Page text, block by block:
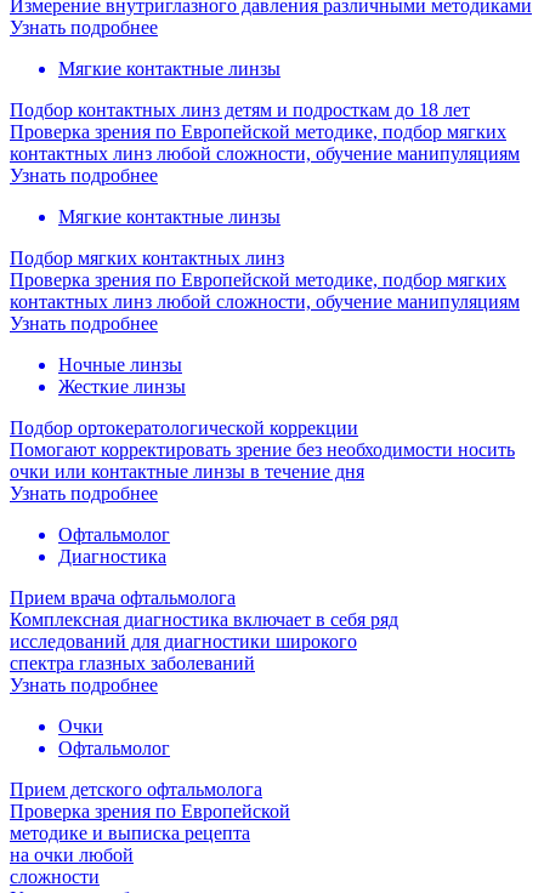
Измерение внутриглазного давления различными методиками
Узнать подробнее
Мягкие контактные линзы
Подбор контактных линз детям и подросткам до 18 лет
Проверка зрения по Европейской методике, подбор мягких
контактных линз любой сложности, обучение манипуляциям
Узнать подробнее
Мягкие контактные линзы
Подбор мягких контактных линз
Проверка зрения по Европейской методике, подбор мягких
контактных линз любой сложности, обучение манипуляциям
Узнать подробнее
Ночные линзы
Жесткие линзы
Подбор ортокератологической коррекции
Помогают корректировать зрение без необходимости носить
очки или контактные линзы в течение дня
Узнать подробнее
Офтальмолог
Диагностика
Прием врача офтальмолога
Комплексная диагностика включает в себя ряд
исследований для диагностики широкого
спектра глазных заболеваний
Узнать подробнее
Очки
Офтальмолог
Прием детского офтальмолога
Проверка зрения по Европейской
методике и выписка рецепта
на очки любой
сложности